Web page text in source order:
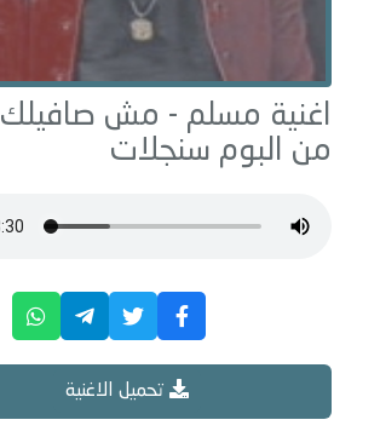
اغنية مسلم - مش صافيلك
من البوم سنجلات
تحميل الاغنية